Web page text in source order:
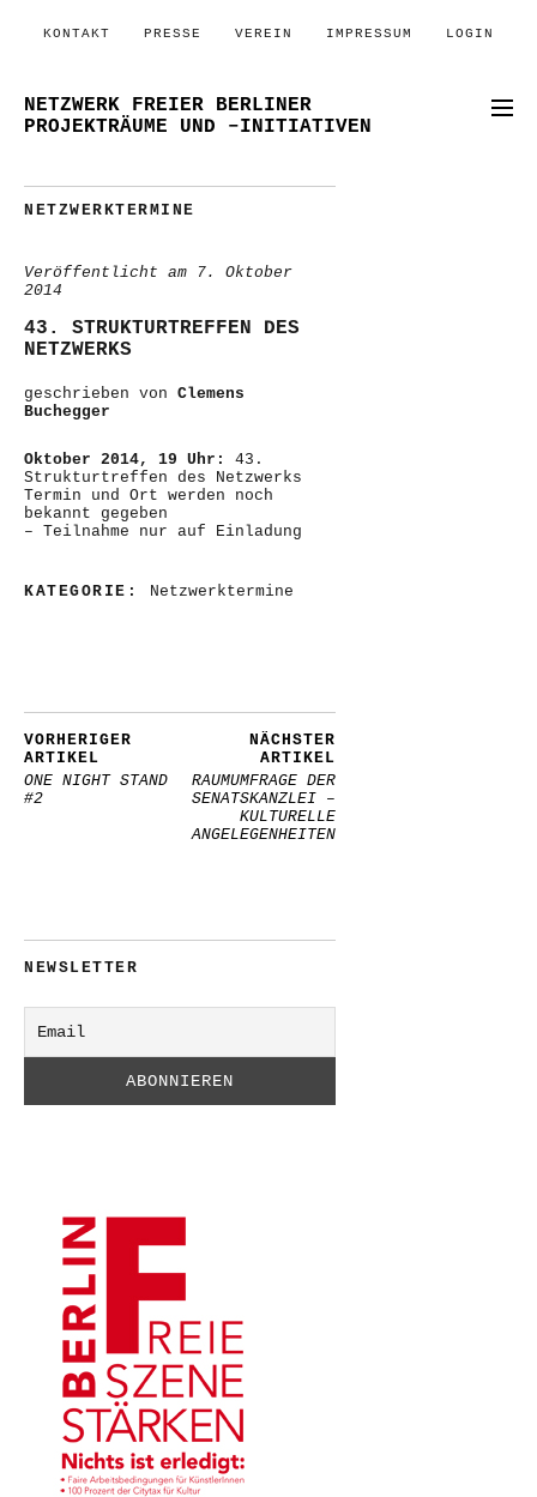
KONTAKT PRESSE VEREIN IMPRESSUM LOGIN
NETZWERK FREIER BERLINER
PROJEKTRÄUME UND –INITIATIVEN
NETZWERKTERMINE
Veröffentlicht am
7. Oktober
2014
43. STRUKTURTREFFEN DES
NETZWERKS
geschrieben von Clemens
Buchegger
Oktober 2014, 19 Uhr: 43.
Strukturtreffen des Netzwerks
Termin und Ort werden noch
bekannt gegeben
– Teilnahme nur auf Einladung
KATEGORIE: Netzwerktermine
VORHERIGER
ARTIKEL
ONE NIGHT STAND
#2
NÄCHSTER
ARTIKEL
RAUMUMFRAGE DER
SENATSKANZLEI –
KULTURELLE
ANGELEGENHEITEN
NEWSLETTER